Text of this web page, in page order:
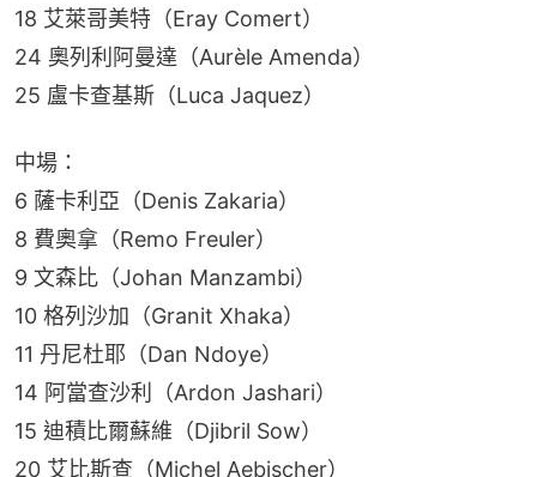
18 艾萊哥美特（Eray Comert）
24 奧列利阿曼達（Aurèle Amenda）
25 盧卡查基斯（Luca Jaquez）
中場：
6 薩卡利亞（Denis Zakaria）
8 費奧拿（Remo Freuler）
9 文森比（Johan Manzambi）
10 格列沙加（Granit Xhaka）
11 丹尼杜耶（Dan Ndoye）
14 阿當查沙利（Ardon Jashari）
15 迪積比爾蘇維（Djibril Sow）
20 艾比斯查（Michel Aebischer）